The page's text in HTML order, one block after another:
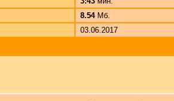
8.54Мб.
03.06.2017